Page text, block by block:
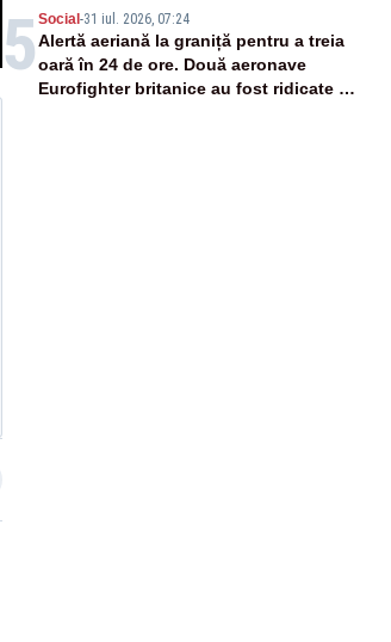
5 Social -31 iul. 2026, 07:24
Alertă aeriană la graniță pentru a treia
oară în 24 de ore. Două aeronave
Eurofighter britanice au fost ridicate de